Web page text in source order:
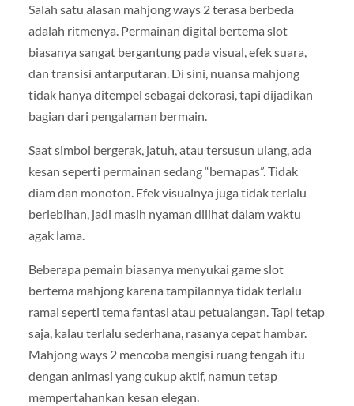
Salah satu alasan mahjong ways 2 terasa berbeda
adalah ritmenya. Permainan digital bertema slot
biasanya sangat bergantung pada visual, efek suara,
dan transisi antarputaran. Di sini, nuansa mahjong
tidak hanya ditempel sebagai dekorasi, tapi dijadikan
bagian dari pengalaman bermain.
Saat simbol bergerak, jatuh, atau tersusun ulang, ada
kesan seperti permainan sedang “bernapas”. Tidak
diam dan monoton. Efek visualnya juga tidak terlalu
berlebihan, jadi masih nyaman dilihat dalam waktu
agak lama.
Beberapa pemain biasanya menyukai game slot
bertema mahjong karena tampilannya tidak terlalu
ramai seperti tema fantasi atau petualangan. Tapi tetap
saja, kalau terlalu sederhana, rasanya cepat hambar.
Mahjong ways 2 mencoba mengisi ruang tengah itu
dengan animasi yang cukup aktif, namun tetap
mempertahankan kesan elegan.